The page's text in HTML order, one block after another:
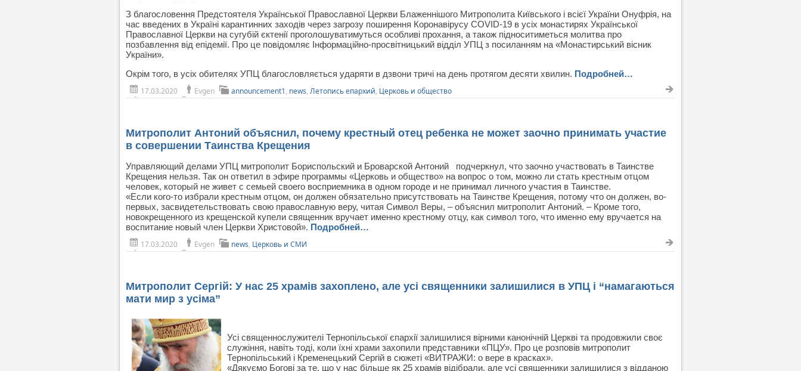
З благословення Предстоятеля Української Православної Церкви Блаженнішого Митрополита Київського і всієї України Онуфрія, на
час введених в Україні карантинних заходів через загрозу поширення Коронавірусу COVID-19 в усіх монастирях Української
Православної Церкви на сугубій єктенії проголошуватимуться особливі прохання, а також підноситиметься молитва про
позбавлення від епідемії. Про це повідомляє Інформаційно-просвітницький відділ УПЦ з посиланням на «Монастирський вісник
України».
Окрім того, в усіх обителях УПЦ благословляється ударяти в дзвони тричі на день протягом десяти хвилин. Подробней…
17.03.2020
Evgen announcement1, news, Летопись епархий, Церковь и общество
Митрополит Антоний объяснил, почему крестный отец ребенка не может заочно принимать участие
в совершении Таинства Крещения
Управляющий делами УПЦ митрополит Бориспольский и Броварской Антоний подчеркнул, что заочно участвовать в Таинстве
Крещения нельзя. Так он ответил в эфире программы «Церковь и общество» на вопрос о том, можно ли стать крестным отцом
человек, который не живет с семьей своего восприемника в одном городе и не принимал личного участия в Таинстве.
«Если кого-то избрали крестным отцом, он должен обязательно присутствовать на Таинстве Крещения, потому что он должен, во-
первых, засвидетельствовать свою православную веру, читая Символ Веры, – объяснил митрополит Антоний. – Кроме того,
новокрещенного из крещенской купели священник вручает именно крестному отцу, как символ того, что именно ему вручается на
воспитание новый член Церкви Христовой». Подробней…
17.03.2020
Evgen news, Церковь и СМИ
Митрополит Сергій: У нас 25 храмів захоплено, але усі священники залишилися в УПЦ і “намагаються
мати мир з усіма”
Усі священнослужителі Тернопільської єпархії залишилися вірними канонічній Церкві та продовжили своє
служіння, навіть тоді, коли їхні храми захопили представники «ПЦУ». Про це розповів митрополит
Тернопільський і Кременецький Сергій в сюжеті «ВИТРАЖИ: о вере в красках».
«Дякуємо Богові за те, що у нас більше як 25 храмів відібрали, але усі священники залишилися з відданою